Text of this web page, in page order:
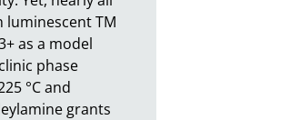
luminescent TM
as a model
phase
°C and
grants